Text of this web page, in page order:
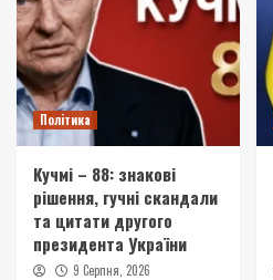
Політика
Кучмі – 88: знакові
рішення, гучні скандали
та цитати другого
президента України
9 Серпня, 2026